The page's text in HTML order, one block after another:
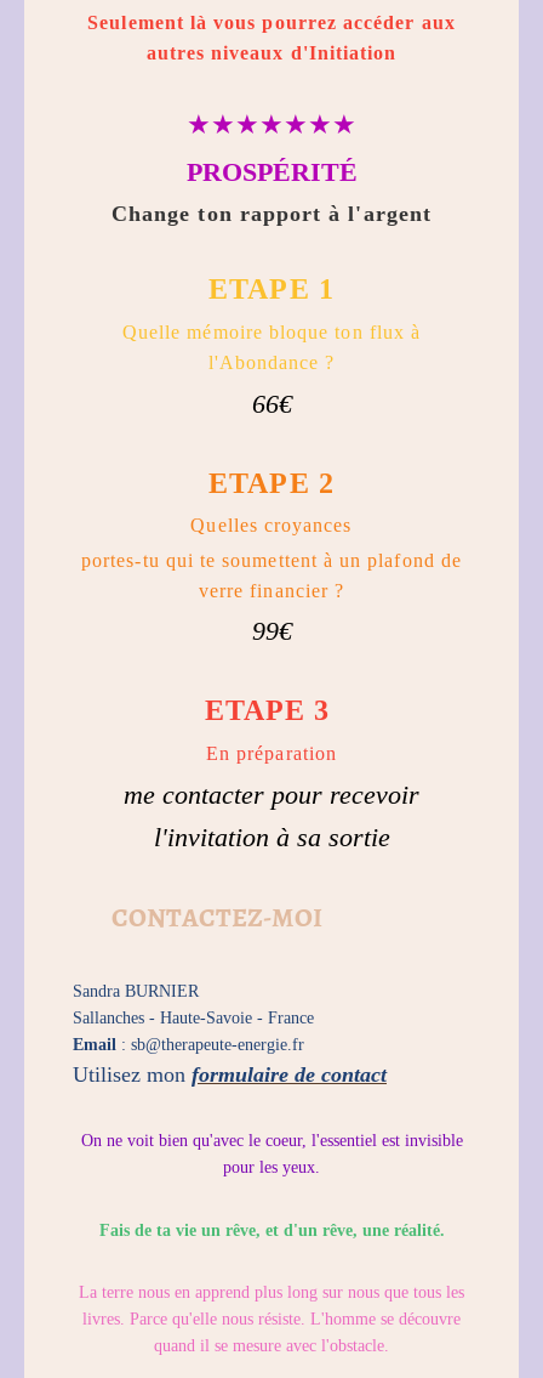
Seulement là vous pourrez accéder aux
autres niveaux d'Initiation
★★★★★★★
PROSPÉRITÉ
Change ton rapport à l'argent
ETAPE 1
Quelle mémoire bloque ton flux à
l'Abondance ?
66€
ETAPE 2
Quelles croyances
portes-tu qui te soumettent à un plafond de
verre financier ?
99€
ETAPE 3
En préparation
me contacter pour recevoir
l'invitation à sa sortie
CONTACTEZ-MOI
Sandra BURNIER
Sallanches - Haute-Savoie - France
Email : sb@therapeute-energie.fr
Utilisez mon formulaire de contact
On ne voit bien qu'avec le coeur, l'essentiel est invisible
pour les yeux.
Fais de ta vie un rêve, et d'un rêve, une réalité.
La terre nous en apprend plus long sur nous que tous les
livres. Parce qu'elle nous résiste. L'homme se découvre
quand il se mesure avec l'obstacle.